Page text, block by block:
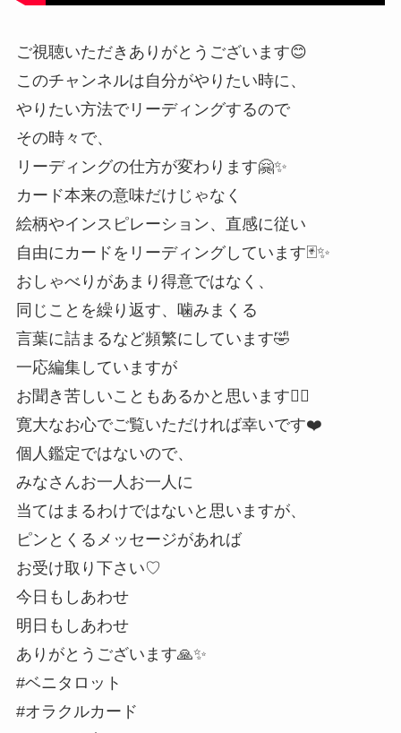
ご視聴いただきありがとうございます😊
このチャンネルは自分がやりたい時に、
やりたい方法でリーディングするので
その時々で、
リーディングの仕方が変わります🤗✨
カード本来の意味だけじゃなく
絵柄やインスピレーション、直感に従い
自由にカードをリーディングしています🃏✨
おしゃべりがあまり得意ではなく、
同じことを繰り返す、噛みまくる
言葉に詰まるなど頻繁にしています🤣
一応編集していますが
お聞き苦しいこともあるかと思います🙇‍♀️
寛大なお心でご覧いただければ幸いです❤️
個人鑑定ではないので、
みなさんお一人お一人に
当てはまるわけではないと思いますが、
ピンとくるメッセージがあれば
お受け取り下さい♡
今日もしあわせ
明日もしあわせ
ありがとうございます🙏✨
#ベニタロット
#オラクルカード